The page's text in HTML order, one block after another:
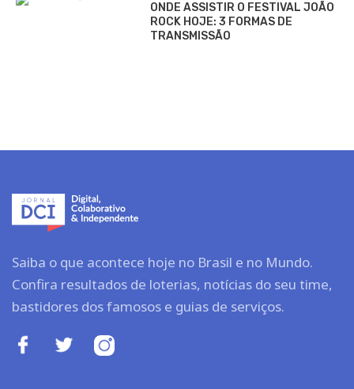
ONDE ASSISTIR O FESTIVAL JOÃO
ROCK HOJE: 3 FORMAS DE
TRANSMISSÃO
Saiba o que acontece hoje no Brasil e no Mundo.
Confira resultados de loterias, notícias do seu time,
bastidores dos famosos e guias de serviços.